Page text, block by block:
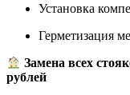
Установка
Герметизация
Замена всех
рублей